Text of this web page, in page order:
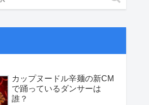
カップヌードル辛麺の新CM
で踊っているダンサーは
誰？